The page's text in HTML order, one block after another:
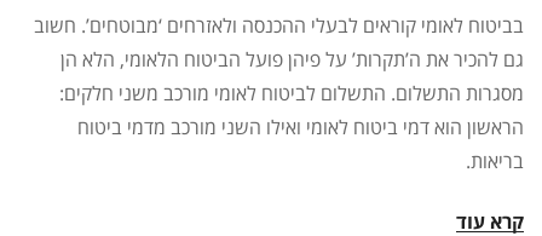
בביטוח לאומי קוראים לבעלי ההכנסה ולאזרחים ‘מבוטחים’. חשוב
גם להכיר את ה’תקרות’ על פיהן פועל הביטוח הלאומי, הלא הן
מסגרות התשלום. התשלום לביטוח לאומי מורכב משני חלקים:
הראשון הוא דמי ביטוח לאומי ואילו השני מורכב מדמי ביטוח
בריאות.
קרא עוד